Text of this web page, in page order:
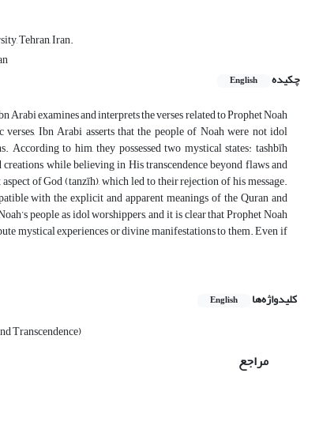
Tehran, Iran.
چکیده
English
examines and interprets the verses related to Prophet Noah
Ibn Arabi asserts that the people of Noah were not idol
to him, they possessed two mystical states: tashbīh
while believing in His transcendence beyond flaws and
of God (tanzīh), which led to their rejection of his message.
with the explicit and apparent meanings of the Quran and
people as idol worshippers, and it is clear that Prophet Noah
mystical experiences or divine manifestations to them. Even if
کلیدواژه‌ها English
Transcendence)
مراجع